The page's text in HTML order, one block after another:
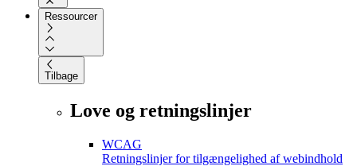
Ressourcer
Tilbage
Love og retningslinjer
WCAG
Retningslinjer for tilgængelighed af webindhold